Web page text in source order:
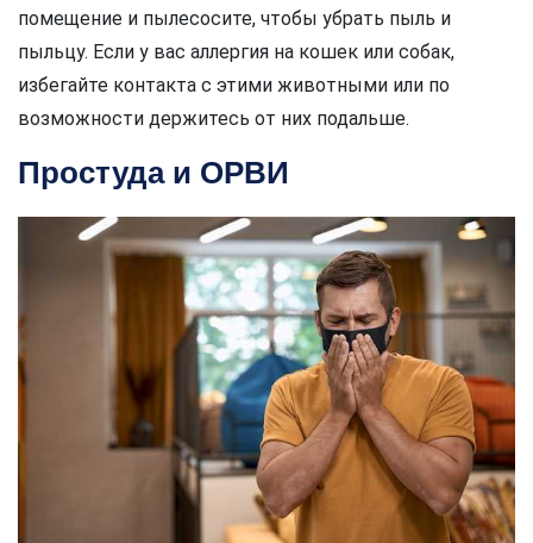
помещение и пылесосите, чтобы убрать пыль и
пыльцу. Если у вас аллергия на кошек или собак,
избегайте контакта с этими животными или по
возможности держитесь от них подальше.
Простуда и ОРВИ